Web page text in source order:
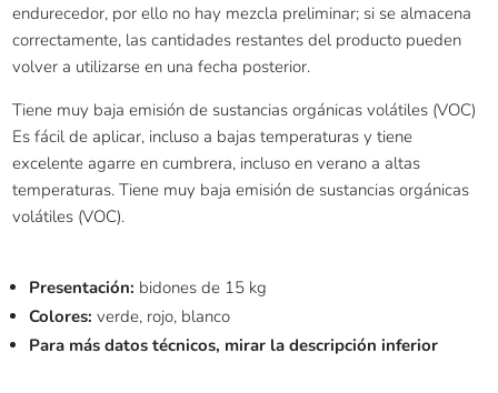
endurecedor, por ello no hay mezcla preliminar; si se almacena
correctamente, las cantidades restantes del producto pueden
volver a utilizarse en una fecha posterior.
Tiene muy baja emisión de sustancias orgánicas volátiles (VOC)
Es fácil de aplicar, incluso a bajas temperaturas y tiene
excelente agarre en cumbrera, incluso en verano a altas
temperaturas. Tiene muy baja emisión de sustancias orgánicas
volátiles (VOC).
Presentación: bidones de 15 kg
Colores: verde, rojo, blanco
Para más datos técnicos, mirar la descripción inferior